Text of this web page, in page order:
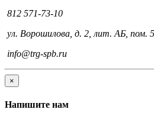
812 571-73-10
ул. Ворошилова, д. 2, лит. АБ,
info@trg-spb.ru
×
Напишите нам